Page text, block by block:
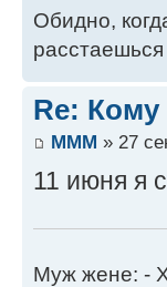
Обидно,
расстаешься
Re:
MMM » 27
11 июня я
Муж жене: -